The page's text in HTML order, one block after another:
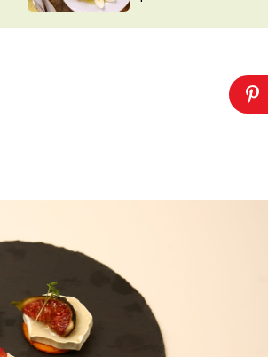
VYCHYTÁVKY